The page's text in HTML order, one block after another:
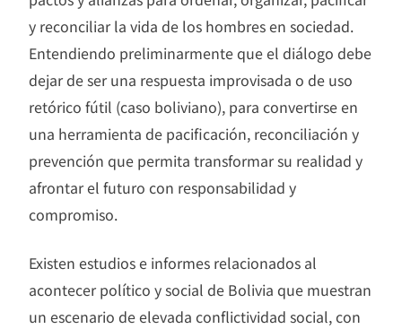
y reconciliar la vida de los hombres en sociedad.
Entendiendo preliminarmente que el diálogo debe
dejar de ser una respuesta improvisada o de uso
retórico fútil (caso boliviano), para convertirse en
una herramienta de pacificación, reconciliación y
prevención que permita transformar su realidad y
afrontar el futuro con responsabilidad y
compromiso.
Existen estudios e informes relacionados al
acontecer político y social de Bolivia que muestran
un escenario de elevada conflictividad social, con